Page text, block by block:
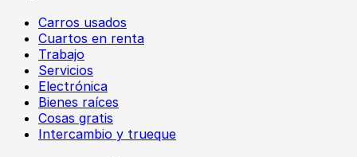
Carros usados
Cuartos en renta
Trabajo
Servicios
Electrónica
Bienes raíces
Cosas gratis
Intercambio y trueque